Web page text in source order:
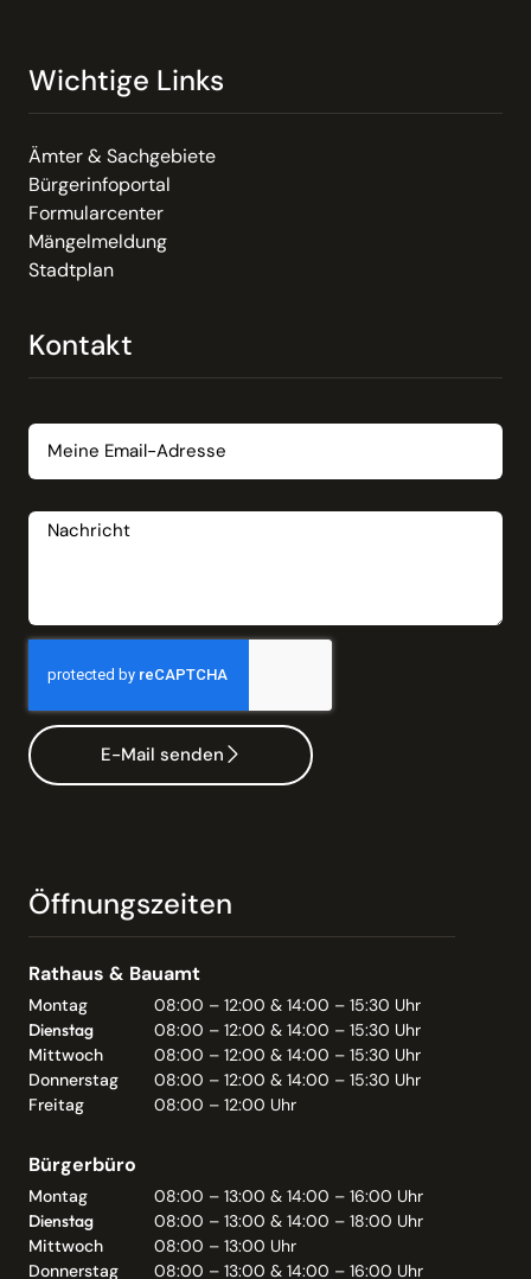
Wichtige Links
Ämter & Sachgebiete
Bürgerinfoportal
Formularcenter
Mängelmeldung
Stadtplan
Kontakt
E-Mail senden
Öffnungszeiten
Rathaus & Bauamt
Montag
08:00 – 12:00 & 14:00 – 15:30 Uhr
Dienstag
08:00 – 12:00 & 14:00 – 15:30 Uhr
Mittwoch
08:00 – 12:00 & 14:00 – 15:30 Uhr
Donnerstag
08:00 – 12:00 & 14:00 – 15:30 Uhr
Freitag
08:00 – 12:00 Uhr
Bürgerbüro
Montag
08:00 – 13:00 & 14:00 – 16:00 Uhr
Dienstag
08:00 – 13:00 & 14:00 – 18:00 Uhr
Mittwoch
08:00 – 13:00 Uhr
Donnerstag
08:00 – 13:00 & 14:00 – 16:00 Uhr